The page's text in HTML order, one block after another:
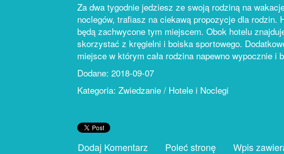
Za dwa tygodnie jedziesz ze swoją rodziną na
noclegów, trafiasz na ciekawą propozycje dla
będą zachwycone tym miejscem. Obok hotelu
skorzystać z kręgielni i boiska sportowego.
miejsce w którym cała rodzina napewno wypocznie i
Dodane: 2018-09-07
Kategoria: Zwiedzanie / Hotele i Noclegi
Dodaj Komentarz Poleć stronę Wpis